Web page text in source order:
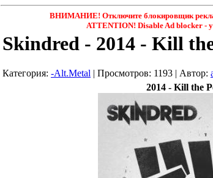
ВНИМАНИЕ! Отключите блокировщик
ATTENTION! Disable Ad blocker -
Skindred - 2014 - Kill
Категория: -Alt.Metal | Просмотров: 1193 | Автор:
2014 - Kill the